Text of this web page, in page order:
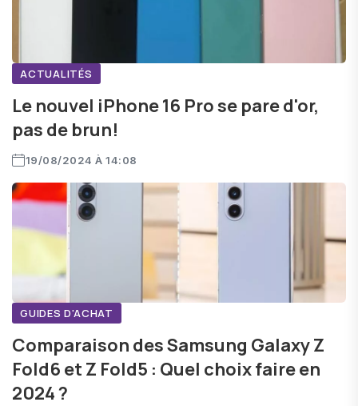
ACTUALITÉS
Le nouvel iPhone 16 Pro se pare d'or,
pas de brun!
19/08/2024 À 14:08
GUIDES D'ACHAT
Comparaison des Samsung Galaxy Z
Fold6 et Z Fold5 : Quel choix faire en
2024 ?